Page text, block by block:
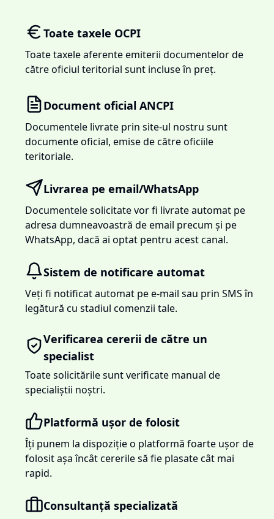
Toate taxele OCPI
Toate taxele aferente emiterii documentelor de
către oficiul teritorial sunt incluse în preț.
Document oficial ANCPI
Documentele livrate prin site-ul nostru sunt
documente oficial, emise de către oficiile
teritoriale.
Livrarea pe email/WhatsApp
Documentele solicitate vor fi livrate automat pe
adresa dumneavoastră de email precum și pe
WhatsApp, dacă ai optat pentru acest canal.
Sistem de notificare automat
Veți fi notificat automat pe e-mail sau prin SMS în
legătură cu stadiul comenzii tale.
Verificarea cererii de către un
specialist
Toate solicitările sunt verificate manual de
specialiștii noștri.
Platformă ușor de folosit
Îți punem la dispoziție o platformă foarte ușor de
folosit așa încât cererile să fie plasate cât mai
rapid.
Consultanță specializată